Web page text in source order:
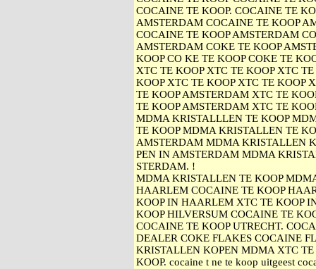
COCAINE TE KOOP. COCAINE TE
AMSTERDAM COCAINE TE KOOP
COCAINE TE KOOP AMSTERDAM
AMSTERDAM COKE TE KOOP
KOOP CO KE TE KOOP COKE TE
XTC TE KOOP XTC TE KOOP XTC
KOOP XTC TE KOOP XTC TE KOOP
TE KOOP AMSTERDAM XTC TE
TE KOOP AMSTERDAM XTC TE
MDMA KRISTALLLEN TE KOOP
TE KOOP MDMA KRISTALLEN TE
AMSTERDAM MDMA KRISTALLEN
PEN IN AMSTERDAM MDMA
STERDAM. !
MDMA KRISTALLEN TE KOOP
HAARLEM COCAINE TE KOOP
KOOP IN HAARLEM XTC TE KOOP
KOOP HILVERSUM COCAINE TE
COCAINE TE KOOP UTRECHT.
DEALER COKE FLAKES COCAINE
KRISTALLEN KOPEN MDMA XTC
KOOP. cocaine t ne te koop uitgeest